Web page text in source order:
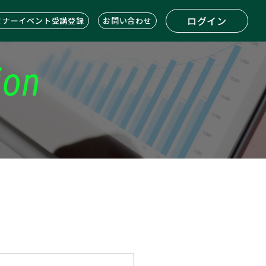
ナーイベント受講登録 お問い合わせ ログイン